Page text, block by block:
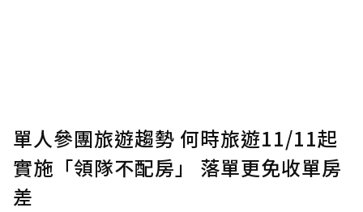
單人參團旅遊趨勢 何時旅遊11/11起
實施「領隊不配房」 落單更免收單房
差